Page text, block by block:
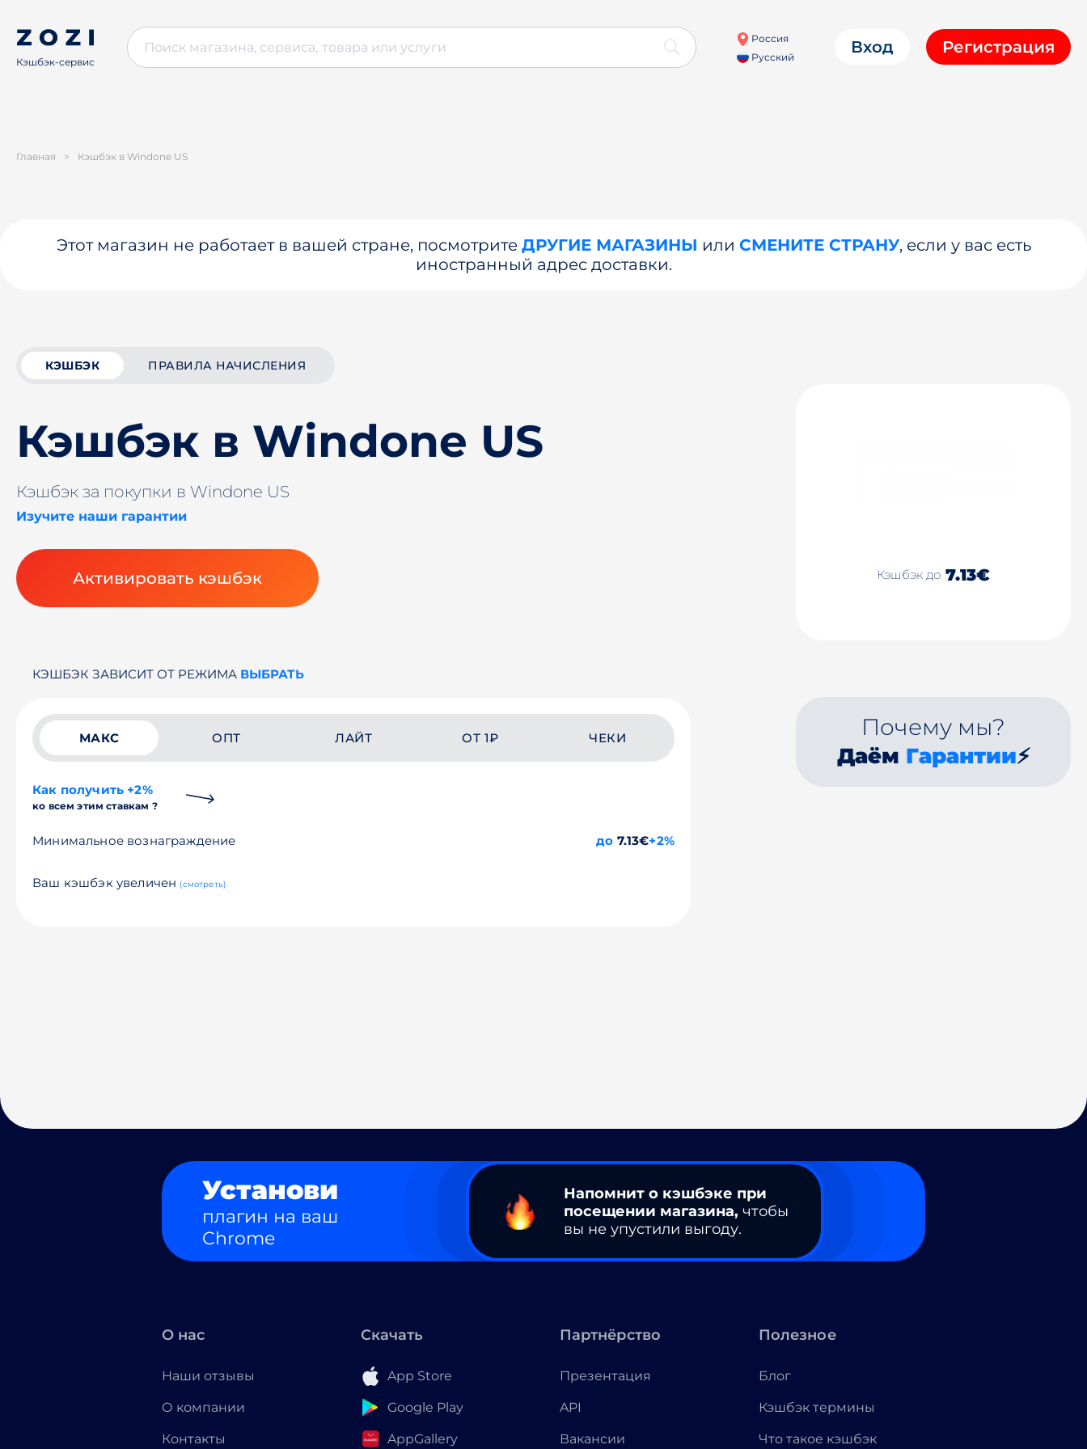
Кэшбэк-сервис
Россия
Русский
Вход Регистрация
Главная > Кэшбэк в Windone US
Этот магазин не работает в вашей стране, посмотрите ДРУГИЕ МАГАЗИНЫ или СМЕНИТЕ СТРАНУ, если у вас есть
иностранный адрес доставки.
КЭШБЭК ПРАВИЛА НАЧИСЛЕНИЯ
Кэшбэк в Windone US
Кэшбэк за покупки в Windone US
Изучите наши гарантии
Активировать кэшбэк Кэшбэк до 7.13€
КЭШБЭК ЗАВИСИТ ОТ РЕЖИМА ВЫБРАТЬ
МАКС ОПТ ЛАЙТ ОТ 1₽ ЧЕКИ
Как получить +2%
ко всем этим ставкам ?
Минимальное вознаграждение до 7.13€+2%
Ваш кэшбэк увеличен (смотреть)
Почему мы?
Даём Гарантии⚡
Установи
плагин на ваш
Chrome
Напомнит о кэшбэке при
посещении магазина, чтобы
вы не упустили выгоду.
О нас
Наши отзывы
О компании
Контакты
Скачать
App Store
Google Play
AppGallery
Партнёрство
Презентация
API
Вакансии
Полезное
Блог
Кэшбэк термины
Что такое кэшбэк